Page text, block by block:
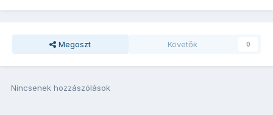
Megoszt Követők 0
Nincsenek hozzászólások